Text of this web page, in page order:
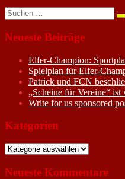
Suchen
nach:
Neueste Beiträge
Elfer-Champion:
Spielplan für Elfer-
Patrick und FCN
„Scheine für Vereine“ ist
Write for us sponsored
Kategorien
Kategorien
Neueste Kommentare